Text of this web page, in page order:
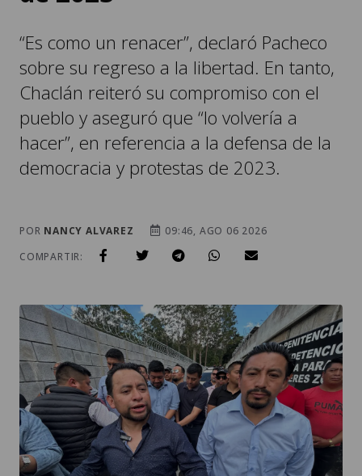
“Es como un renacer”, declaró Pacheco
sobre su regreso a la libertad. En tanto,
Chaclán reiteró su compromiso con el
pueblo y aseguró que “lo volvería a
hacer”, en referencia a la defensa de la
democracia y protestas de 2023.
POR NANCY ALVAREZ
09:46, AGO 06 2026
COMPARTIR: